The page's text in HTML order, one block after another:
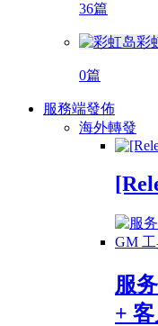
36篇
彩
0篇
服務端發佈
海外轉發
服
+